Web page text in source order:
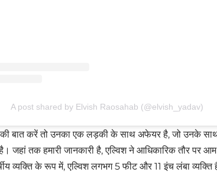
A post shared by Elvish Raosahab (@elvish_yadav)
बात करें तो उनका एक लड़की के साथ अफेयर है, जो उनके साथ
है। जहां तक हमारी जानकारी है, एल्विश ने आधिकारिक तौर पर
व्यक्ति के रूप में, एल्विश लगभग 5 फीट और 11 इंच लंबा